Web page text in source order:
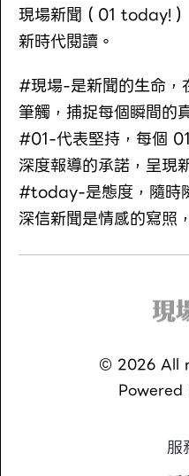
現場新聞（01 today!
新時代閱讀。
#現場-是新聞的生命，
筆觸，捕捉每個瞬間的
#01-代表堅持，每個
深度報導的承諾，呈現
#today-是態度，隨時
深信新聞是情感的寫照
© 2026All
Powered
服